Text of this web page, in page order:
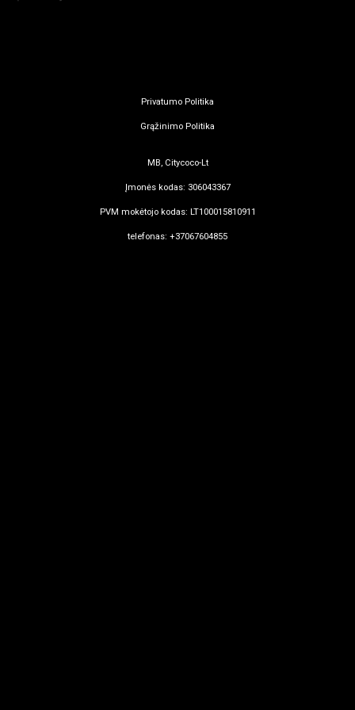
Privatumo Politika
Grąžinimo Politika
MB, Citycoco-Lt
Įmonės kodas: 306043367
PVM mokėtojo kodas: LT100015810911
telefonas: +37067604855